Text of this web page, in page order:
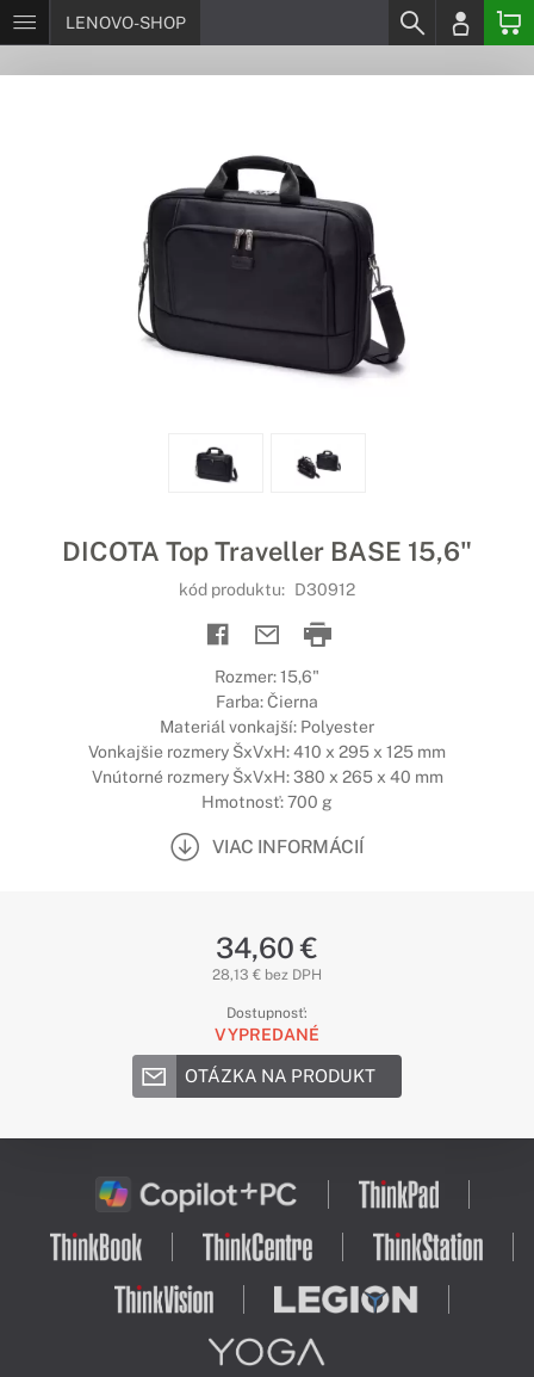
LENOVO-SHOP
DICOTA Top Traveller BASE 15,6"
kód produktu: D30912
Rozmer: 15,6"
Farba: Čierna
Materiál vonkajší: Polyester
Vonkajšie rozmery ŠxVxH: 410 x 295 x 125 mm
Vnútorné rozmery ŠxVxH: 380 x 265 x 40 mm
Hmotnosť: 700 g
VIAC INFORMÁCIÍ
34,60 €
28,13 € bez DPH
Dostupnosť:
VYPREDANÉ
OTÁZKA NA PRODUKT